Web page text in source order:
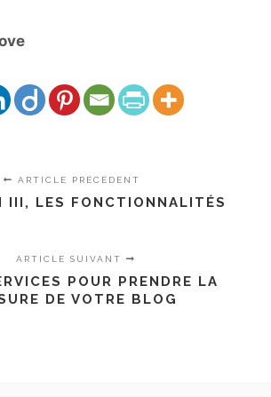
ARTICLE PRÉCÉDENT
III, LES FONCTIONNALITÉS
ARTICLE SUIVANT
POUR PRENDRE LA
DE VOTRE BLOG